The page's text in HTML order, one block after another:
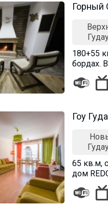
Горный
180+55
бордах.
Гоу
65 кв.м,
дом